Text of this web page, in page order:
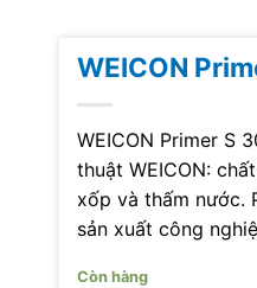
WEICON
WEICON Primer S
thuật WEICON:
xốp và thấm nước.
sản xuất công
Còn hàng